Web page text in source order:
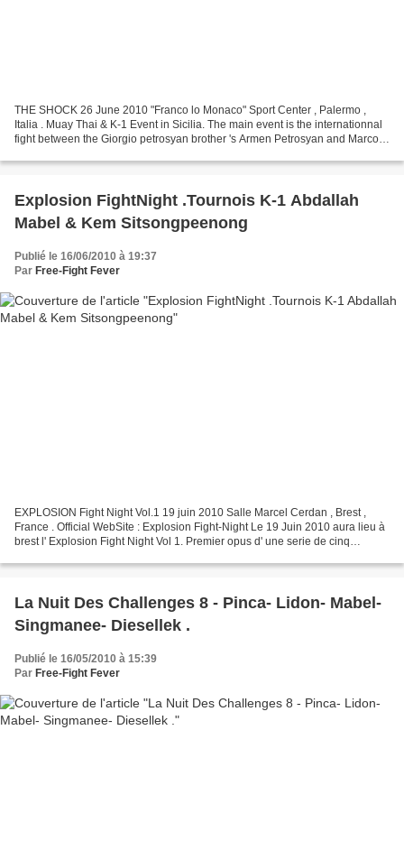
THE SHOCK 26 June 2010 "Franco lo Monaco" Sport Center , Palermo ,
Italia . Muay Thai & K-1 Event in Sicilia. The main event is the internationnal
fight between the Giorgio petrosyan brother 's Armen Petrosyan and Marco
Explosion FightNight .Tournois K-1 Abdallah
Mabel & Kem Sitsongpeenong
Publié le 16/06/2010 à 19:37
Par Free-Fight Fever
EXPLOSION Fight Night Vol.1 19 juin 2010 Salle Marcel Cerdan , Brest ,
France . Official WebSite : Explosion Fight-Night Le 19 Juin 2010 aura lieu à
brest l' Explosion Fight Night Vol 1. Premier opus d' une serie de cinq
La Nuit Des Challenges 8 - Pinca- Lidon- Mabel-
Singmanee- Diesellek .
Publié le 16/05/2010 à 15:39
Par Free-Fight Fever